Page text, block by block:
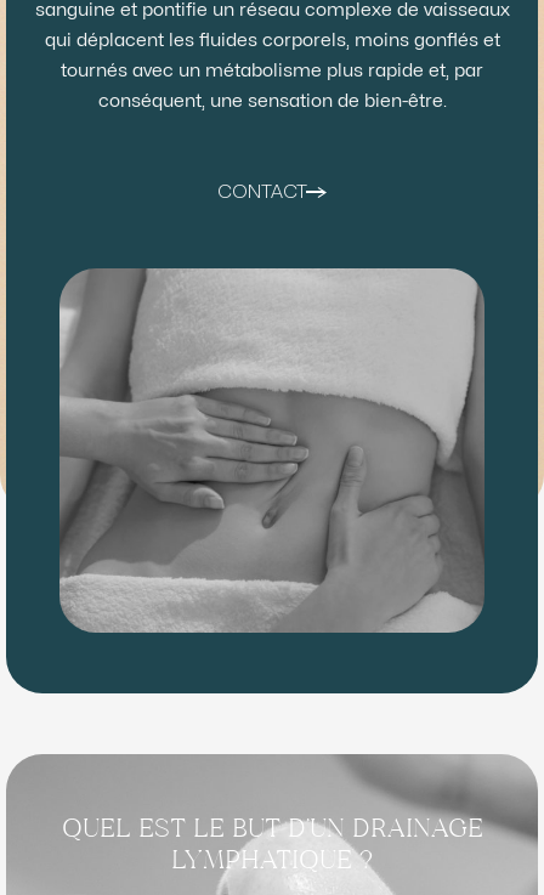
sanguine et pontifie un réseau complexe de vaisseaux
qui déplacent les fluides corporels, moins gonflés et
tournés avec un métabolisme plus rapide et, par
conséquent, une sensation de bien-être.
CONTACT
QUEL EST LE BUT D’UN DRAINAGE
LYMPHATIQUE ?